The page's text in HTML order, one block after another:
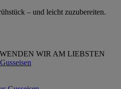
– und leicht zuzubereiten.
WIR AM LIEBSTEN